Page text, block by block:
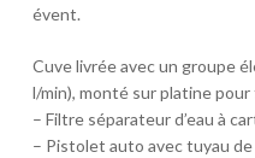
évent.
Cuve livrée avec un groupe
l/min), monté sur platine
– Filtre séparateur d’eau à
– Pistolet auto avec tuyau